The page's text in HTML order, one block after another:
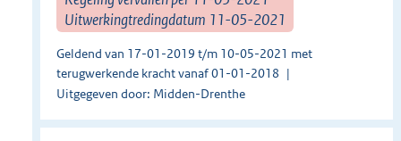
Uitwerkingtredingdatum 11-05-2021
Geldend van 17-01-2019 t/m 10-05-2021 met
terugwerkende kracht vanaf 01-01-2018
Uitgegeven door: Midden-Drenthe